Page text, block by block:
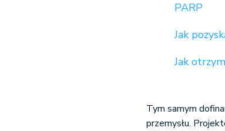
PARP
Jak
Jak
Tym samym
przemysłu.